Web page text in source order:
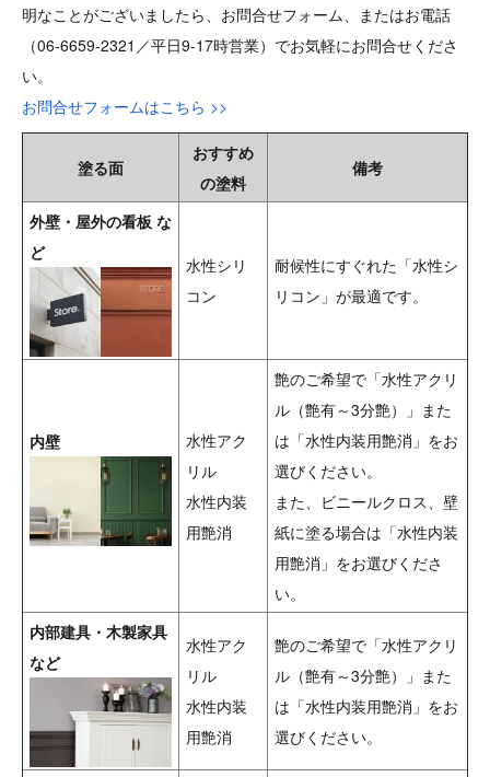
明なことがございましたら、お問合せフォーム、またはお電話
（06-6659-2321／平日9-17時営業）でお気軽にお問合せくださ
い。
お問合せフォームはこちら >>
塗る面
おすすめ
の塗料
備考
外壁・屋外の看板 な
ど
水性シリ
コン
耐候性にすぐれた「水性シ
リコン」が最適です。
内壁
水性アク
リル
水性内装
用艶消
艶のご希望で「水性アクリ
ル（艶有～3分艶）」また
は「水性内装用艶消」をお
選びください。
また、ビニールクロス、壁
紙に塗る場合は「水性内装
用艶消」をお選びくださ
い。
内部建具・木製家具
など
水性アク
リル
水性内装
用艶消
艶のご希望で「水性アクリ
ル（艶有～3分艶）」また
は「水性内装用艶消」をお
選びください。